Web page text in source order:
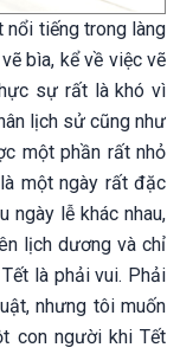
nổi tiếng trong làng
bìa, kể về việc vẽ
sự rất là khó vì
lịch sử cũng như
một phần rất nhỏ
một ngày rất đặc
ngày lễ khác nhau,
lịch dương và chỉ
là phải vui. Phải
nhưng tôi muốn
con người khi Tết